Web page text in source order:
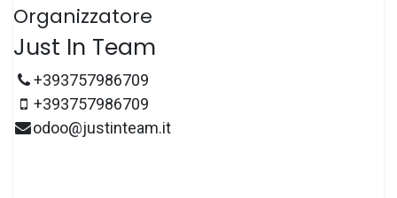
Organizzatore
Just In Team
+393757986709
+393757986709
odoo@justinteam.it